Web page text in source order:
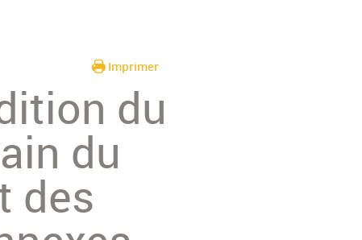
Imprimer
du
du
des